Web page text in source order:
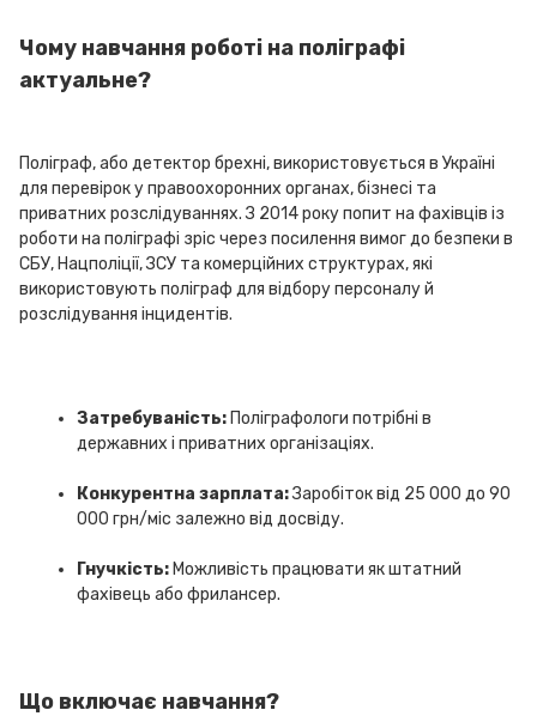
Чому навчання роботі на поліграфі
актуальне?
Поліграф, або детектор брехні, використовується в Україні
для перевірок у правоохоронних органах, бізнесі та
приватних розслідуваннях. З 2014 року попит на фахівців із
роботи на поліграфі зріс через посилення вимог до безпеки в
СБУ, Нацполіції, ЗСУ та комерційних структурах, які
використовують поліграф для відбору персоналу й
розслідування інцидентів.
Затребуваність: Поліграфологи потрібні в
державних і приватних організаціях.
Конкурентна зарплата:Заробіток від 25 000 до 90
000 грн/міс залежно від досвіду.
Гнучкість: Можливість працювати як штатний
фахівець або фрилансер.
Що включає навчання?